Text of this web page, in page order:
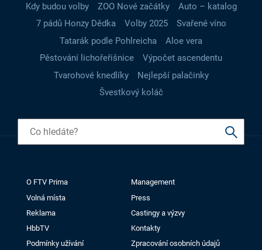
Kdy budou volby
ZOO Nové začátky
Auto – katalog
7 pádů Honzy Dědka
Volby 2025
Svařené víno
Tatarák podle Pohlreicha
Aloe vera
Pěstování lichořeřišnice
Výpočet ascendentu
Tvarohové knedlíky
Nejlepší palačinky
Švestkový koláč
O FTV Prima
Management
Volná místa
Press
Reklama
Castingy a výzvy
HbbTV
Kontakty
Podmínky užívání
Zpracování osobních údajů